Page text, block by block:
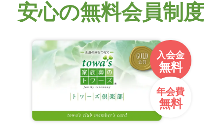
安心の無料会員制度
入会金
無料
年会費
無料